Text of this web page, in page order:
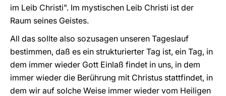
im Leib Christi". Im mystischen Leib Christi ist der
Raum seines Geistes.
All das sollte also sozusagen unseren Tageslauf
bestimmen, daß es ein strukturierter Tag ist, ein Tag, in
dem immer wieder Gott Einlaß findet in uns, in dem
immer wieder die Berührung mit Christus stattfindet, in
dem wir auf solche Weise immer wieder vom Heiligen